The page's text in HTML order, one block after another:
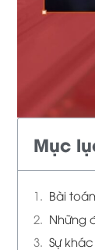
Mục
Bài
Những
Sự